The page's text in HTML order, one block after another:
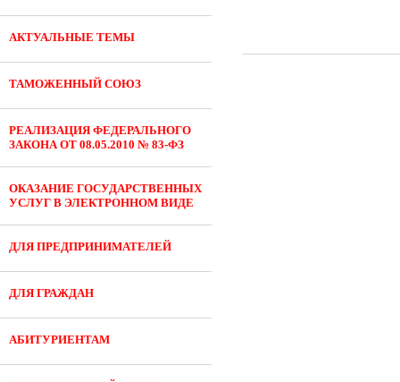
АКТУАЛЬНЫЕ ТЕМЫ
ТАМОЖЕННЫЙ СОЮЗ
РЕАЛИЗАЦИЯ ФЕДЕРАЛЬНОГО
ЗАКОНА ОТ 08.05.2010 № 83-ФЗ
ОКАЗАНИЕ ГОСУДАРСТВЕННЫХ
УСЛУГ В ЭЛЕКТРОННОМ ВИДЕ
ДЛЯ ПРЕДПРИНИМАТЕЛЕЙ
ДЛЯ ГРАЖДАН
АБИТУРИЕНТАМ